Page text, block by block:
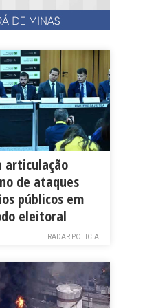
articulação
de ataques
públicos em
eleitoral
RADAR POLICIAL